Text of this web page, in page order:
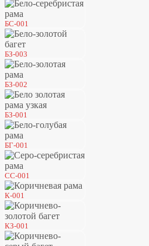
БС-001
БЗ-003
БЗ-002
БЗ-001
БГ-001
СС-001
К-001
КЗ-001